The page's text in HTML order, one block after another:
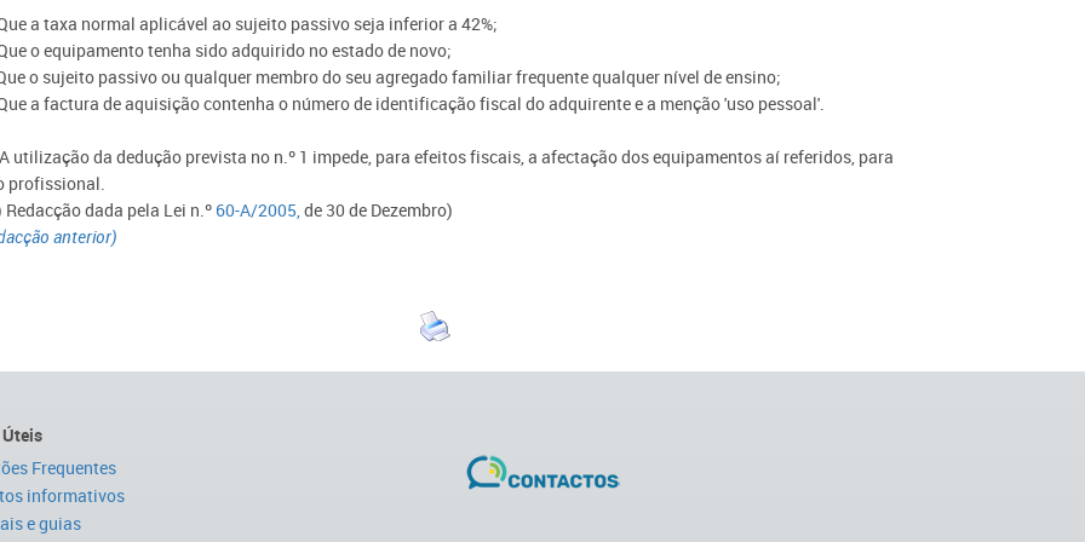
a taxa normal aplicável ao sujeito passivo seja inferior a 42%;
o equipamento tenha sido adquirido no estado de novo;
o sujeito passivo ou qualquer membro do seu agregado familiar frequente qualquer nível de ensino;
a factura de aquisição contenha o número de identificação fiscal do adquirente e a menção 'uso pessoal'.
utilização da dedução prevista no n.º 1 impede, para efeitos fiscais, a afectação dos equipamentos aí referidos, para
profissional.
Redacção dada pela Lei n.º 60-A/2005,de 30 de Dezembro)
anterior)
Frequentes
informativos
e guias